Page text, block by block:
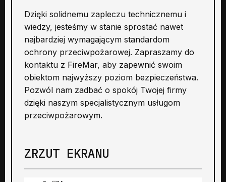
Dzięki solidnemu zapleczu technicznemu i
wiedzy, jesteśmy w stanie sprostać nawet
najbardziej wymagającym standardom
ochrony przeciwpożarowej. Zapraszamy do
kontaktu z FireMar, aby zapewnić swoim
obiektom najwyższy poziom bezpieczeństwa.
Pozwól nam zadbać o spokój Twojej firmy
dzięki naszym specjalistycznym usługom
przeciwpożarowym.
ZRZUT EKRANU